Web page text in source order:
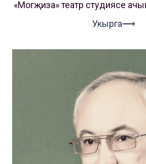
«Могҗиза» театр студиясе
Укырга⟶